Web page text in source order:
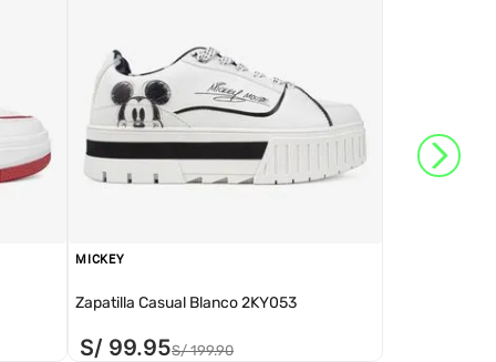
MICKEY
Zapatilla Casual Blanco 2KY053
S/ 99.95S/ 199.90